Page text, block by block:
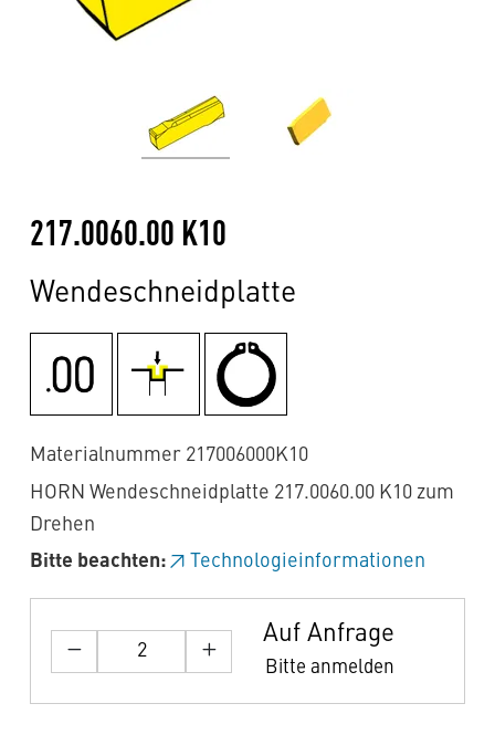
217.0060.00 K10
Wendeschneidplatte
Materialnummer 217006000K10
HORN Wendeschneidplatte 217.0060.00 K10 zum
Drehen
Bitte beachten:
Technologieinformationen
Auf Anfrage
Bitte anmelden